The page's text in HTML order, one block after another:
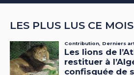
LES PLUS LUS CE MOIS